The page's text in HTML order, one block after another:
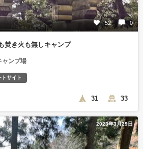
52 0
焚き火も無しキャンプ
ャンプ場
トサイト
31 33
2023年3月29日